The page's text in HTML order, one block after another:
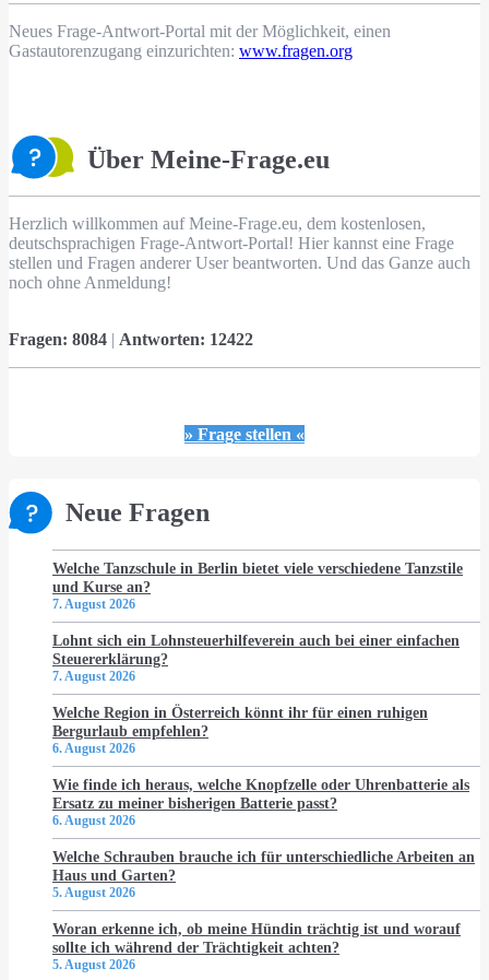
Neues Frage-Antwort-Portal mit der Möglichkeit, einen
Gastautorenzugang einzurichten: www.fragen.org
Über Meine-Frage.eu
Herzlich willkommen auf Meine-Frage.eu, dem kostenlosen,
deutschsprachigen Frage-Antwort-Portal! Hier kannst eine Frage
stellen und Fragen anderer User beantworten. Und das Ganze auch
noch ohne Anmeldung!
Fragen: 8084 | Antworten: 12422
» Frage stellen «
Neue Fragen
Welche Tanzschule in Berlin bietet viele verschiedene Tanzstile
und Kurse an?
7. August 2026
Lohnt sich ein Lohnsteuerhilfeverein auch bei einer einfachen
Steuererklärung?
7. August 2026
Welche Region in Österreich könnt ihr für einen ruhigen
Bergurlaub empfehlen?
6. August 2026
Wie finde ich heraus, welche Knopfzelle oder Uhrenbatterie als
Ersatz zu meiner bisherigen Batterie passt?
6. August 2026
Welche Schrauben brauche ich für unterschiedliche Arbeiten an
Haus und Garten?
5. August 2026
Woran erkenne ich, ob meine Hündin trächtig ist und worauf
sollte ich während der Trächtigkeit achten?
5. August 2026